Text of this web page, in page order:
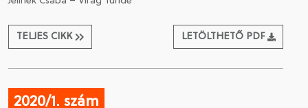
TELJES CIKK LETÖLTHETŐ PDF
2020/1. szám